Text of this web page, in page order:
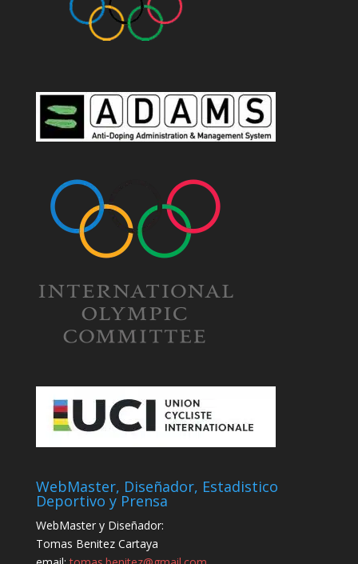
WebMaster, Diseñador, Estadistico
Deportivo y Prensa
WebMaster y Diseñador:
Tomas Benitez Cartaya